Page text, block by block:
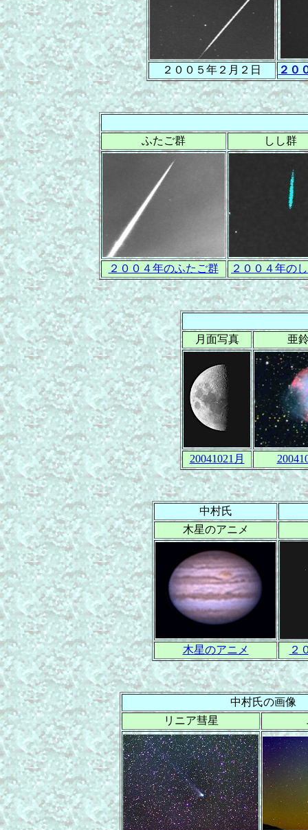
２００５年２月２日 ２０
ふたご群 しし群
２００４年のふたご群 ２００４年の
月面写真 亜
20041021月
中村氏
木星のアニメ
木星のアニメ ２
中村氏の画像
リニア彗星